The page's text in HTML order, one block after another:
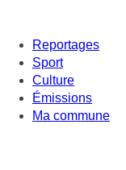
Reportages
Sport
Culture
Émissions
Ma commune